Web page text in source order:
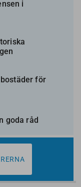
i
för
goda råd